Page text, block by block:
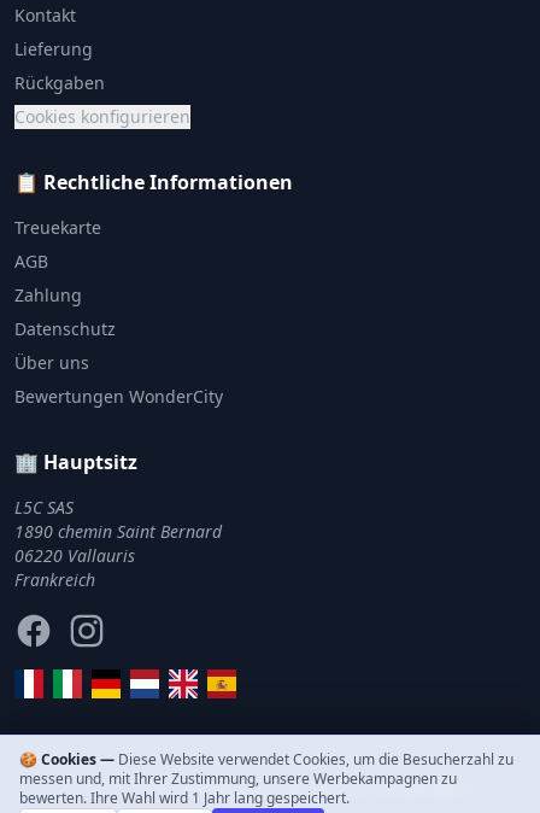
Kontakt
Lieferung
Rückgaben
Cookies konfigurieren
📋 Rechtliche Informationen
Treuekarte
AGB
Zahlung
Datenschutz
Über uns
Bewertungen WonderCity
🏢 Hauptsitz
L5C SAS
1890 chemin Saint Bernard
06220 Vallauris
Frankreich
FacebookInstagram
© 2011–2026 WonderCity. Alle Rechte vorbehalten.
🍪 Cookies — Diese Website verwendet Cookies, um die Besucherzahl zu
messen und, mit Ihrer Zustimmung, unsere Werbekampagnen zu
bewerten. Ihre Wahl wird 1 Jahr lang gespeichert.